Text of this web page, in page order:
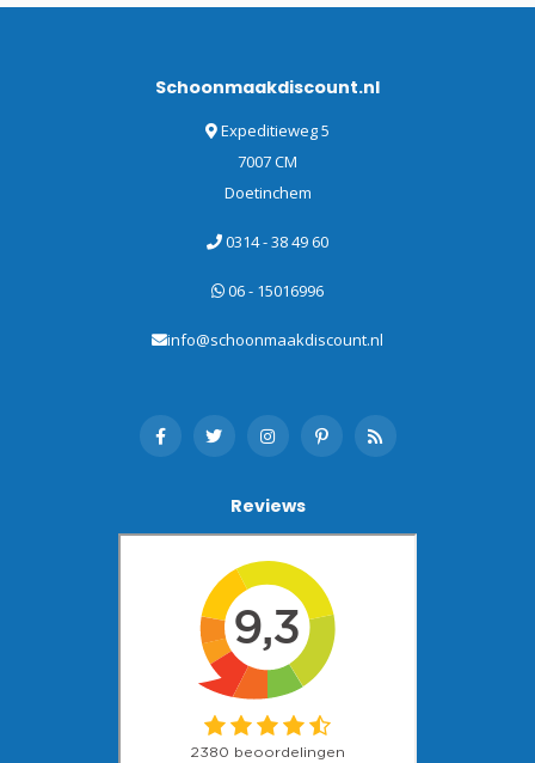
Schoonmaakdiscount.nl
Expeditieweg 5
7007 CM
Doetinchem
0314 - 38 49 60
06 - 15016996
info@schoonmaakdiscount.nl
Reviews